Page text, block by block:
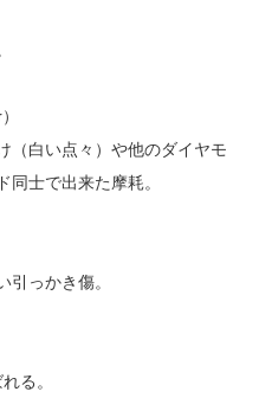
（白い点々）や他のダイヤモ
同士で出来た摩耗。
引っかき傷。
る。